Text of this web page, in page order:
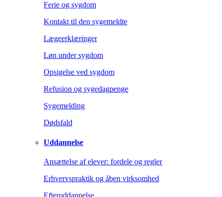
Ferie og sygdom
Kontakt til den sygemeldte
Lægeerklæringer
Løn under sygdom
Opsigelse ved sygdom
Refusion og sygedagpenge
Sygemelding
Dødsfald
Uddannelse
Ansættelse af elever: fordele og regler
Erhvervspraktik og åben virksomhed
Efteruddannelse